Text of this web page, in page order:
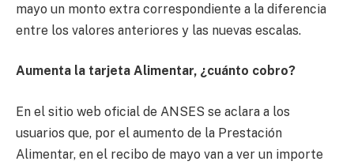
mayo un monto extra correspondiente a la diferencia
entre los valores anteriores y las nuevas escalas.
Aumenta la tarjeta Alimentar, ¿cuánto cobro?
En el sitio web oficial de ANSES se aclara a los
usuarios que, por el aumento de la Prestación
Alimentar, en el recibo de mayo van a ver un importe